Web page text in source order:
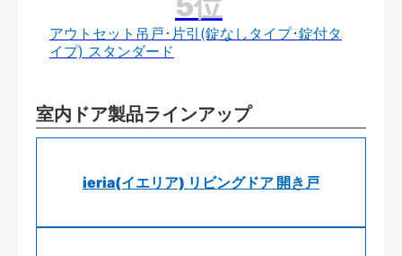
アウトセット吊戸･片引(錠なしタイプ･錠付タ
イプ) スタンダード
室内ドア製品ラインアップ
ieria(イエリア) リビングドア 開き戸